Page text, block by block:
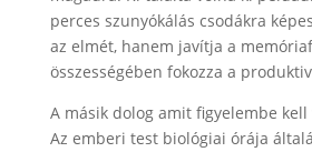
perces szunyókálás csodákra
az elmét, hanem javítja a
összességében fokozza a
A másik dolog amit figyelembe
Az emberi test biológiai órája